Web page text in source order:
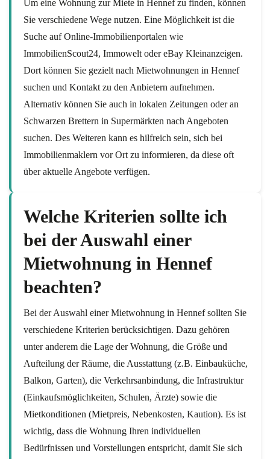
Um eine Wohnung zur Miete in Hennef zu finden, können
Sie verschiedene Wege nutzen. Eine Möglichkeit ist die
Suche auf Online-Immobilienportalen wie
ImmobilienScout24, Immowelt oder eBay Kleinanzeigen.
Dort können Sie gezielt nach Mietwohnungen in Hennef
suchen und Kontakt zu den Anbietern aufnehmen.
Alternativ können Sie auch in lokalen Zeitungen oder an
Schwarzen Brettern in Supermärkten nach Angeboten
suchen. Des Weiteren kann es hilfreich sein, sich bei
Immobilienmaklern vor Ort zu informieren, da diese oft
über aktuelle Angebote verfügen.
Welche Kriterien sollte ich
bei der Auswahl einer
Mietwohnung in Hennef
beachten?
Bei der Auswahl einer Mietwohnung in Hennef sollten Sie
verschiedene Kriterien berücksichtigen. Dazu gehören
unter anderem die Lage der Wohnung, die Größe und
Aufteilung der Räume, die Ausstattung (z.B. Einbauküche,
Balkon, Garten), die Verkehrsanbindung, die Infrastruktur
(Einkaufsmöglichkeiten, Schulen, Ärzte) sowie die
Mietkonditionen (Mietpreis, Nebenkosten, Kaution). Es ist
wichtig, dass die Wohnung Ihren individuellen
Bedürfnissen und Vorstellungen entspricht, damit Sie sich